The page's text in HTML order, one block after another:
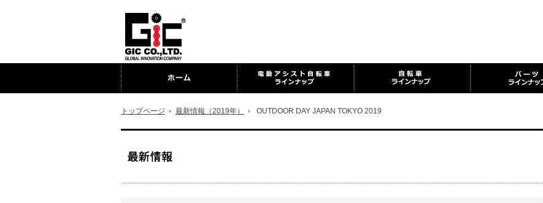
トップページ 最新情報（2019年） OUTDOOR DAY JAPAN TOKYO 2019